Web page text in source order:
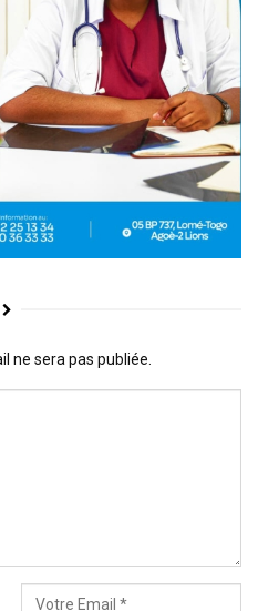
ne sera pas publiée.